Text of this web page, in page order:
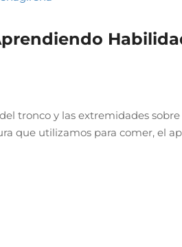
tronco y las extremidades
que utilizamos para comer, el